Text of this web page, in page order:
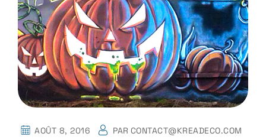
AOÛT 8, 2016 PAR CONTACT@KREADECO.COM